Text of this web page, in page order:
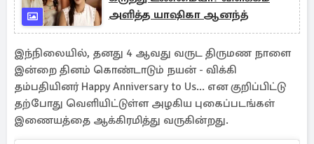
அளித்த யாஷிகா ஆனந்த்
இந்நிலையில், தனது 4 ஆவது வருட திருமண நாளை
இன்றை தினம் கொண்டாடும் நயன் - விக்கி
தம்பதியினர் Happy Anniversary to Us... என குறிப்பிட்டு
தற்போது வெளியிட்டுள்ள அழகிய புகைப்படங்கள்
இணையத்தை ஆக்கிரமித்து வருகின்றது.